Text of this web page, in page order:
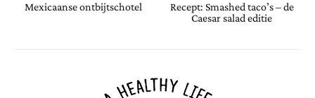
Mexicaanse ontbijtschotel
Recept: Smashed taco’s – de
Caesar salad editie